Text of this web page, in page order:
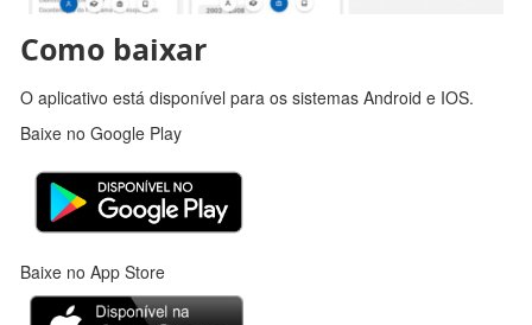
Como baixar
O aplicativo está disponível para os sistemas Android e IOS.
Baixe no Google Play
Baixe no App Store